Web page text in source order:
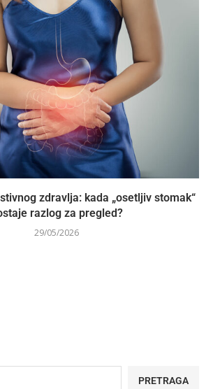
zdravlja: kada „osetljiv stomak“
razlog za pregled?
29/05/2026
PRETRAGA